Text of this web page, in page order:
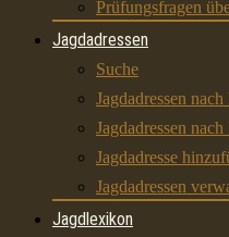
Prüfungsfragen
Jagdadressen
Suche
Jagdadressen
Jagdadressen
Jagdadresse
Jagdadressen
Jagdlexikon